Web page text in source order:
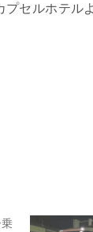
プセルホテル